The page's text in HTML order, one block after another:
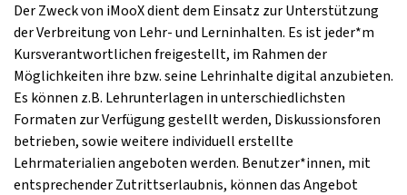
Der Zweck von iMooX dient dem Einsatz zur Unterstützung
der Verbreitung von Lehr- und Lerninhalten. Es ist jeder*m
Kursverantwortlichen freigestellt, im Rahmen der
Möglichkeiten ihre bzw. seine Lehrinhalte digital anzubieten.
Es können z.B. Lehrunterlagen in unterschiedlichsten
Formaten zur Verfügung gestellt werden, Diskussionsforen
betrieben, sowie weitere individuell erstellte
Lehrmaterialien angeboten werden. Benutzer*innen, mit
entsprechender Zutrittserlaubnis, können das Angebot